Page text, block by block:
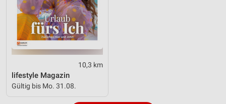
10,3 km
lifestyle Magazin
Gültig bis Mo. 31.08.